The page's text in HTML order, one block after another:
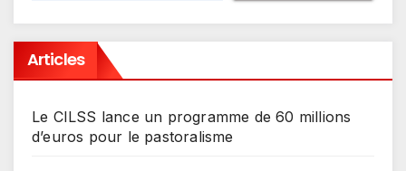
Articles
Le CILSS lance un programme de 60 millions
d’euros pour le pastoralisme